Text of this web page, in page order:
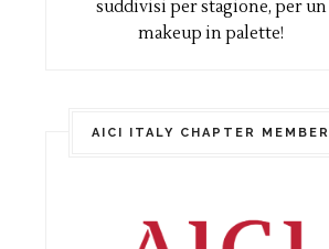
suddivisi per stagione, per un
makeup in palette!
AICI ITALY CHAPTER MEMBER